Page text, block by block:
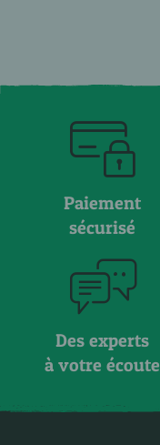
Paiement
sécurisé
Des experts
à votre écoute